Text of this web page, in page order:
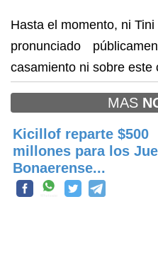
Hasta el momento, ni
pronunciado
casamiento ni sobre este
MAS
Kicillof reparte $500
millones para los
Bonaerense...